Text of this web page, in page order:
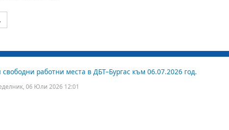
работни места в ДБТ–Бургас към 06.07.2026 год.
06 Юли 2026 12:01